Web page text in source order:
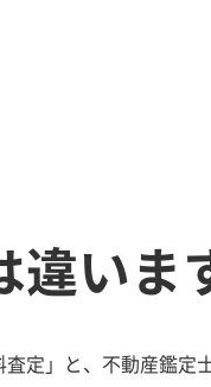
違いま
定」と、不動産鑑定